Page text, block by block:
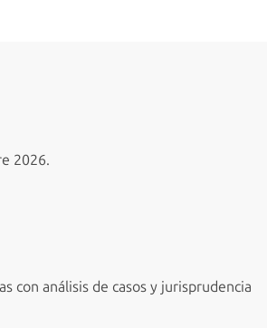
2026.
con análisis de casos y jurisprudencia